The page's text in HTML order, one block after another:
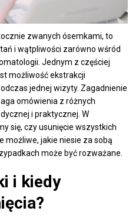
zwanych ósemkami, to
i wątpliwości zarówno wśród
Jednym z częściej
możliwość ekstrakcji
jednej wizyty. Zagadnienie
omówienia z różnych
i praktycznej. W
się, czy usunięcie wszystkich
możliwe, jakie niesie za sobą
może być rozważane.
i kiedy